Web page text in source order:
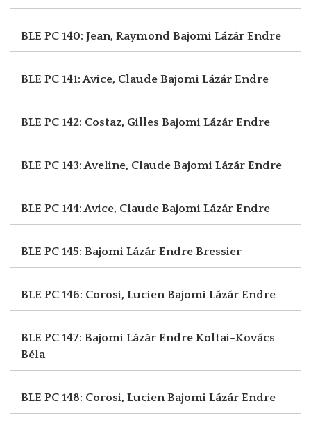
BLE PC 140: Jean, Raymond Bajomi Lázár Endre
BLE PC 141: Avice, Claude Bajomi Lázár Endre
BLE PC 142: Costaz, Gilles Bajomi Lázár Endre
BLE PC 143: Aveline, Claude Bajomi Lázár Endre
BLE PC 144: Avice, Claude Bajomi Lázár Endre
BLE PC 145: Bajomi Lázár Endre Bressier
BLE PC 146: Corosi, LucienBajomi Lázár Endre
BLE PC 147: Bajomi Lázár Endre Koltai-Kovács
Béla
BLE PC 148: Corosi, LucienBajomi Lázár Endre